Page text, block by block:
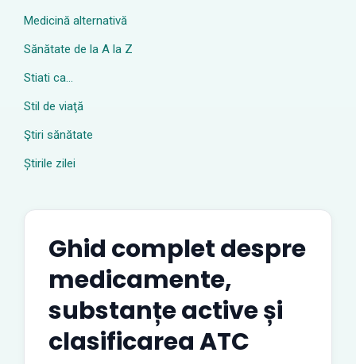
Medicină alternativă
Sănătate de la A la Z
Stiati ca…
Stil de viaţă
Ştiri sănătate
Știrile zilei
Ghid complet despre
medicamente,
substanțe active și
clasificarea ATC